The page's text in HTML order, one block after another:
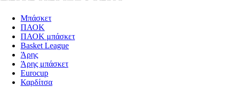
Μπάσκετ
ΠΑΟΚ
ΠΑΟΚ μπάσκετ
Basket League
Άρης
Άρης μπάσκετ
Eurocup
Καρδίτσα